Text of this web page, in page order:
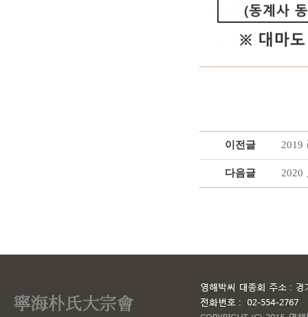
이전글 2019
다음글 2020